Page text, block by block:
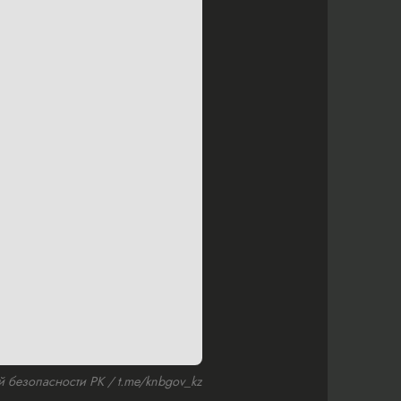
РК / t.me/knbgov_kz